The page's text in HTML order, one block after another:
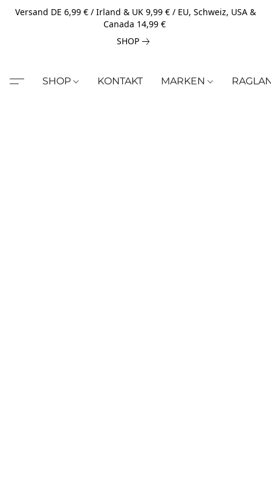
Versand DE 6,99 € / Irland & UK 9,99 € / EU, Schweiz, USA &
Canada 14,99 €
SHOP
SHOP KONTAKT MARKEN